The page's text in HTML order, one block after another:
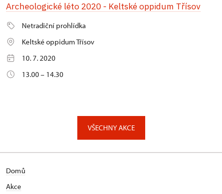
Archeologické léto 2020 - Keltské oppidum Třísov
Netradiční prohlídka
Keltské oppidum Třísov
10. 7. 2020
13.00 – 14.30
VŠECHNY AKCE
Domů
Akce